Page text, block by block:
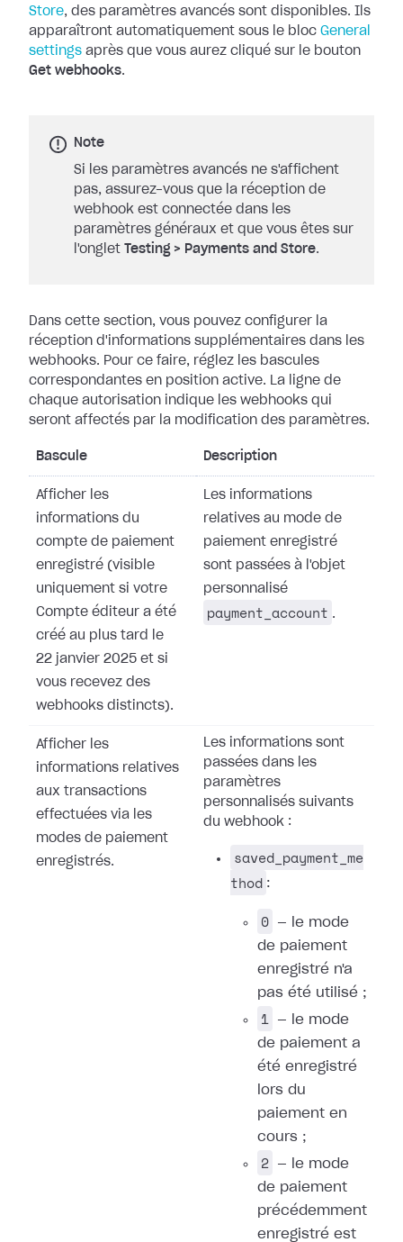
Store, des paramètres avancés sont disponibles. Ils
apparaîtront automatiquement sous le bloc General
settings après que vous aurez cliqué sur le bouton
Get webhooks.
Note
Si les paramètres avancés ne s'affichent
pas, assurez-vous que la réception de
webhook est connectée dans les
paramètres généraux et que vous êtes sur
l'onglet
Testing > Payments and Store.
Dans cette section, vous pouvez configurer la
réception d'informations supplémentaires dans les
webhooks. Pour ce faire, réglez les bascules
correspondantes en position active. La ligne de
chaque autorisation indique les webhooks qui
seront affectés par la modification des paramètres.
Bascule Description
Afficher les
informations du
compte de paiement
enregistré (visible
uniquement si votre
Compte éditeur a été
créé au plus tard le
22 janvier 2025 et si
vous recevez des
webhooks distincts).
Les informations
relatives au mode de
paiement enregistré
sont passées à l'objet
personnalisé
payment_account .
Afficher les
informations relatives
aux transactions
effectuées via les
modes de paiement
enregistrés.
Les informations sont
passées dans les
paramètres
personnalisés suivants
du webhook :
saved_payment_me
thod :
0
— le mode
de paiement
enregistré n'a
pas été utilisé ;
1
— le mode
de paiement a
été enregistré
lors du
paiement en
cours ;
2
— le mode
de paiement
précédemment
enregistré est